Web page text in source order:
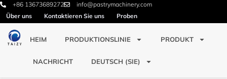
+86 13673689272
info@pastrymachinery.com
Über uns
Kontaktieren Sie uns Proben
HEIM PRODUKTIONSLINIE PRODUKT
NACHRICHT DEUTSCH (SIE)